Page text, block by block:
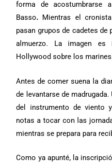
forma de acostumbrarse
Basso. Mientras el
pasan grupos de cadetes de
almuerzo. La imagen
Hollywood sobre los
Antes de comer suena la
de levantarse de madrugada.
del instrumento de viento
notas a tocar con las
mientras se prepara para
Como ya apunté, la